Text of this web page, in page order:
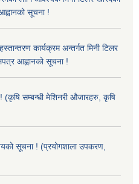
सूचना !
कार्यक्रम अन्तर्गत मिनी टिलर
आह्वानको सूचना !
सम्बन्धी मेशिनरी औजारहरु, कृषि
सूचना ! (प्रयोगशाला उपकरण,